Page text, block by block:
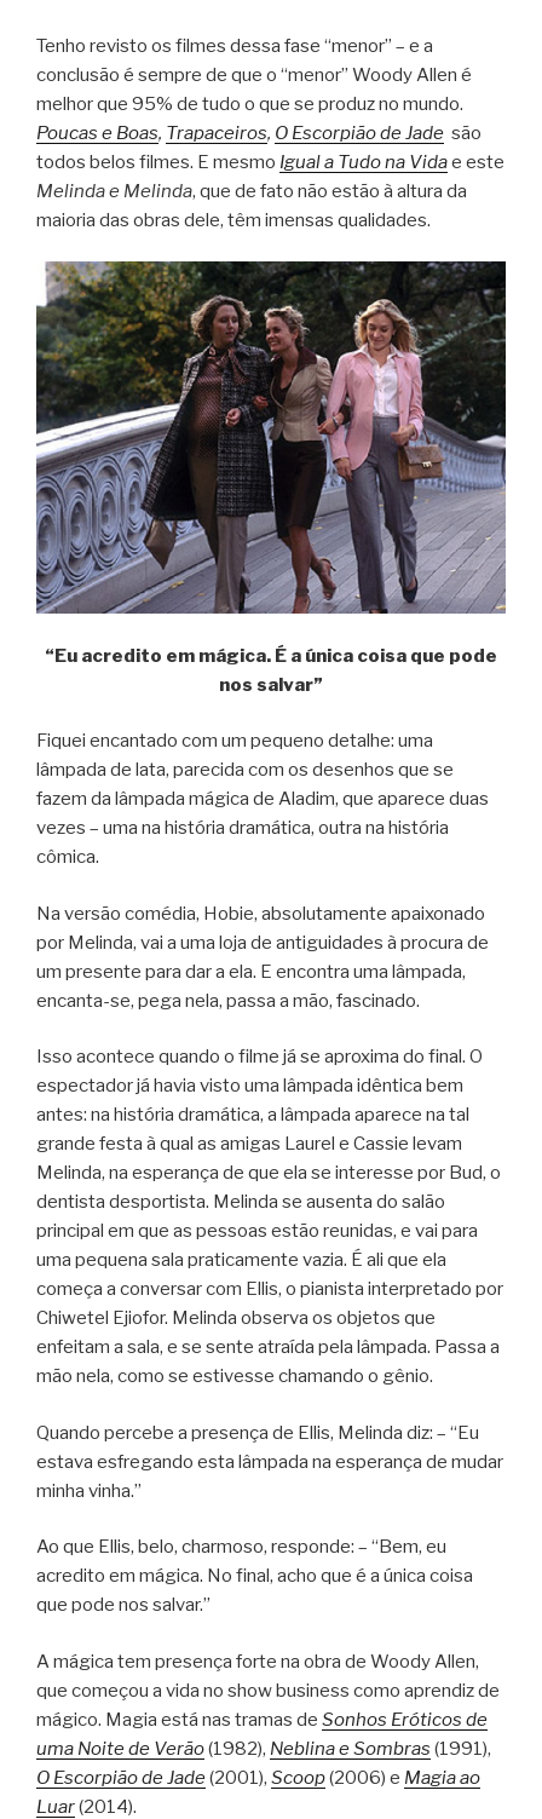
Tenho revisto os filmes dessa fase “menor” – e a
conclusão é sempre de que o “menor” Woody Allen é
melhor que 95% de tudo o que se produz no mundo.
Poucas e Boas, Trapaceiros, O Escorpião de Jade são
todos belos filmes. E mesmo Igual a Tudo na Vidae este
Melinda e Melinda, que de fato não estão à altura da
maioria das obras dele, têm imensas qualidades.
“Eu acredito em mágica. É a única coisa que pode
nos salvar”
Fiquei encantado com um pequeno detalhe: uma
lâmpada de lata, parecida com os desenhos que se
fazem da lâmpada mágica de Aladim, que aparece duas
vezes – uma na história dramática, outra na história
cômica.
Na versão comédia, Hobie, absolutamente apaixonado
por Melinda, vai a uma loja de antiguidades à procura de
um presente para dar a ela. E encontra uma lâmpada,
encanta-se, pega nela, passa a mão, fascinado.
Isso acontece quando o filme já se aproxima do final. O
espectador já havia visto uma lâmpada idêntica bem
antes: na história dramática, a lâmpada aparece na tal
grande festa à qual as amigas Laurel e Cassie levam
Melinda, na esperança de que ela se interesse por Bud, o
dentista desportista. Melinda se ausenta do salão
principal em que as pessoas estão reunidas, e vai para
uma pequena sala praticamente vazia. É ali que ela
começa a conversar com Ellis, o pianista interpretado por
Chiwetel Ejiofor. Melinda observa os objetos que
enfeitam a sala, e se sente atraída pela lâmpada. Passa a
mão nela, como se estivesse chamando o gênio.
Quando percebe a presença de Ellis, Melinda diz: – “Eu
estava esfregando esta lâmpada na esperança de mudar
minha vinha.”
Ao que Ellis, belo, charmoso, responde: – “Bem, eu
acredito em mágica. No final, acho que é a única coisa
que pode nos salvar.”
A mágica tem presença forte na obra de Woody Allen,
que começou a vida no show business como aprendiz de
mágico. Magia está nas tramas de Sonhos Eróticos de
uma Noite de Verão(1982), Neblina e Sombras (1991),
O Escorpião de Jade(2001), Scoop(2006) e Magia ao
Luar(2014).